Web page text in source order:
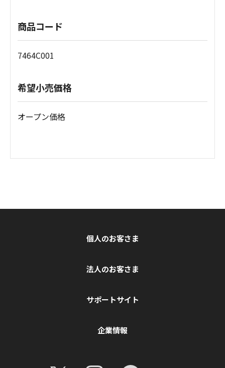
商品コード
7464C001
希望小売価格
オープン価格
個人のお客さま
法人のお客さま
サポートサイト
企業情報